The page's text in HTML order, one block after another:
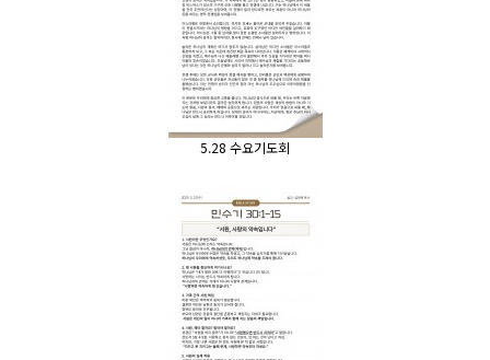
5.28 수요기도회